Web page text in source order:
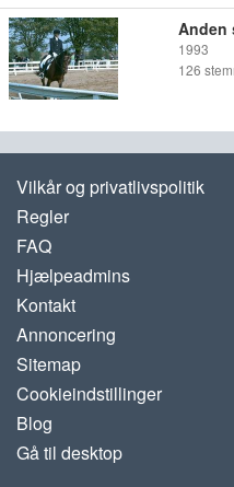
Anden
1993
126
Vilkår og privatlivspolitik
Regler
FAQ
Hjælpeadmins
Kontakt
Annoncering
Sitemap
Cookieindstillinger
Blog
Gå til desktop